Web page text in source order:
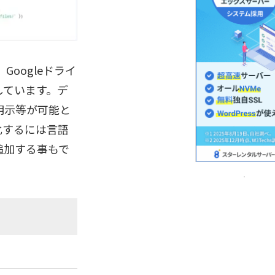
Googleドライ
います。デ
等が可能と
るには言語
する事もで